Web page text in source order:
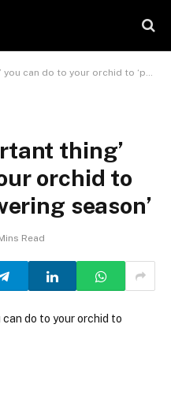
your orchid to ‘prolong its flowering season’
thing’
orchid to
season’
Read